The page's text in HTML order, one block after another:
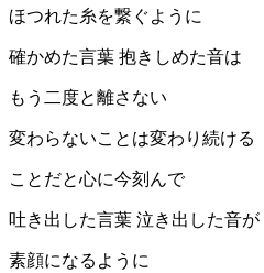
ほつれた糸を繋ぐように
確かめた言葉 抱きしめた音は
もう二度と離さない
変わらないことは変わり続ける
ことだと心に今刻んで
吐き出した言葉 泣き出した音が
素顔になるように